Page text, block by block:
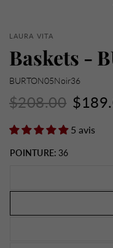
LAURA VITA
Baskets -
BURTON05Noir36
$208.00
5 avis
POINTURE: 36